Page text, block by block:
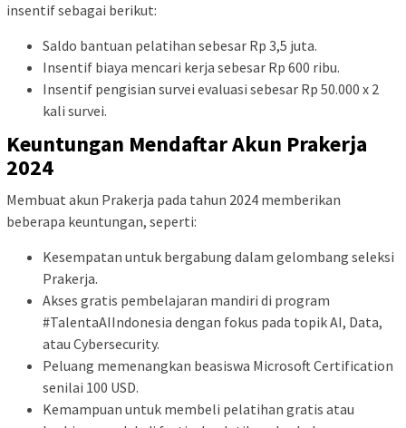
insentif sebagai berikut:
Saldo bantuan pelatihan sebesar Rp 3,5 juta.
Insentif biaya mencari kerja sebesar Rp 600 ribu.
Insentif pengisian survei evaluasi sebesar Rp 50.000 x 2
kali survei.
Keuntungan Mendaftar Akun Prakerja
2024
Membuat akun Prakerja pada tahun 2024 memberikan
beberapa keuntungan, seperti:
Kesempatan untuk bergabung dalam gelombang seleksi
Prakerja.
Akses gratis pembelajaran mandiri di program
#TalentaAIIndonesia dengan fokus pada topik AI, Data,
atau Cybersecurity.
Peluang memenangkan beasiswa Microsoft Certification
senilai 100 USD.
Kemampuan untuk membeli pelatihan gratis atau